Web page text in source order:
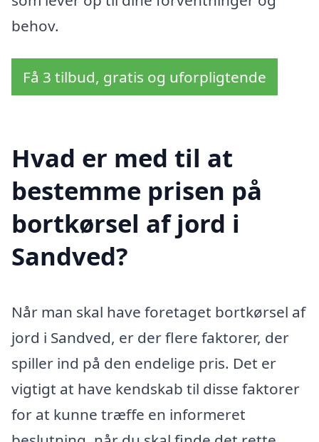
behov.
Få 3 tilbud, gratis og uforpligtende
Hvad er med til at
bestemme prisen på
bortkørsel af jord i
Sandved?
Når man skal have foretaget bortkørsel af
jord i Sandved, er der flere faktorer, der
spiller ind på den endelige pris. Det er
vigtigt at have kendskab til disse faktorer
for at kunne træffe en informeret